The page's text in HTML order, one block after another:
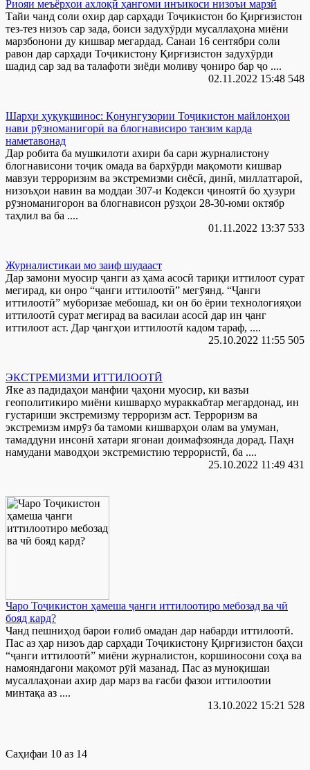
Риояи меъёрҳои ахлоқӣ ҳангоми инъикоси низоъи марзӣ
Тайи чанд соли охир дар сарҳади Тоҷикистон бо Қирғизистон
тез-тез низоъ сар зада, боиси задухӯрди мусаллаҳона миёни
марзбонони ду кишвар мегардад. Санаи 16 сентябри соли
равон дар сарҳади Тоҷикистону Қирғизистон задухӯрди
шадид сар зад ва талафоти зиёди моливу ҷониро бар ҷо ....
02.11.2022 15:48 548
Шарҳи ҳуқуқшинос: Қонунгузории Тоҷикистон майлонҳои
нави рӯзноманигорӣ ва блогнависиро танзим карда
наметавонад
Дар робита ба мушкилоти ахири ба сари журналистону
блогнависони тоҷик омада ва бархӯрди мақомоти кишвар
мавзуи терроризим ва экстремизми сиёсӣ, динӣ, миллатгароӣ,
низоъҳои навин ва моддаи 307-и Кодекси ҷиноятӣ бо ҳузури
рӯзноманигорон ва блогнависон рӯзҳои 28-30-юми октябр
таҳлил ва ба ....
01.11.2022 13:37 533
Журналистикаи мо заиф шудааст
Дар замони муосир ҷанги аз ҳама асосӣ тариқи иттилоот сурат
мегирад, ки онро “ҷанги иттилоотӣ” мегӯянд. “Ҷанги
иттилоотӣ” муборизае мебошад, ки он бо ёрии технологияҳои
иттилоотӣ сурат мегирад ва василаи асосӣ дар ин ҷанг
иттилоот аст. Дар ҷангҳои иттилоотӣ кадом тараф, ....
25.10.2022 11:55 505
ЭКСТРЕМИЗМИ ИТТИЛООТӢ
Яке аз падидаҳои манфии ҷаҳони муосир, ки вазъи
геополитикиро миёни кишварҳо мураккабтар мегардонад, ин
густариши экстремизму терроризм аст. Терроризм ва
экстремизм имрӯз ба тамоми кишварҳои олам ва умуман,
тамаддуни инсонӣ хатари ягонаи доимафзоянда дорад. Паҳн
намудани маводҳои экстремистию террористӣ, ба ....
25.10.2022 11:49 431
Чаро Тоҷикистон ҳамеша ҷанги иттилоотиро мебозад ва чӣ
бояд кард?
Чанд пешниҳод барои ғолиб омадан дар набарди иттилоотӣ.
Пас аз ҳар низоъ дар сарҳади Тоҷикистону Қирғизистон баҳси
“ҷанги иттилоотӣ” миёни журналистон, коршиносони соҳа ва
намояндагони мақомот рӯй мазанад. Пас аз муноқишаи
мусаллаҳонаи ахир дар марз ва ғасби фазои иттилоотии
минтақа аз ....
13.10.2022 15:21 528
Саҳифаи 10 аз 14